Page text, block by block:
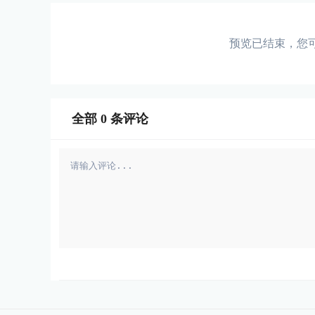
预览已结束，您
全部 0 条评论